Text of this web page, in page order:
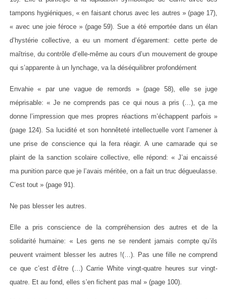
tampons hygiéniques, « en faisant chorus avec les autres » (page 17),
« avec une joie féroce » (page 59). Sue a été emportée dans un élan
d’hystérie collective, a eu un moment d’égarement: cette perte de
maîtrise, du contrôle d’elle-même au cours d’un mouvement de groupe
qui s’apparente à un lynchage, va la déséquilibrer profondément
Envahie « par une vague de remords » (page 58), elle se juge
méprisable: « Je ne comprends pas ce qui nous a pris (…), ça me
donne l’impression que mes propres réactions m’échappent parfois »
(page 124). Sa lucidité et son honnêteté intellectuelle vont l’amener à
une prise de conscience qui la fera réagir. A une camarade qui se
plaint de la sanction scolaire collective, elle répond: « J’ai encaissé
ma punition parce que je l’avais méritée, on a fait un truc dégueulasse.
C’est tout » (page 91).
Ne pas blesser les autres.
Elle a pris conscience de la compréhension des autres et de la
solidarité humaine: « Les gens ne se rendent jamais compte qu’ils
peuvent vraiment blesser les autres !(…). Pas une fille ne comprend
ce que c’est d’être (…) Carrie White vingt-quatre heures sur vingt-
quatre. Et au fond, elles s’en fichent pas mal » (page 100).